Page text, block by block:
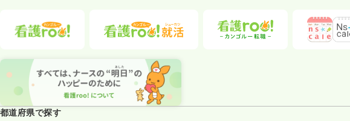
都道府県で探す